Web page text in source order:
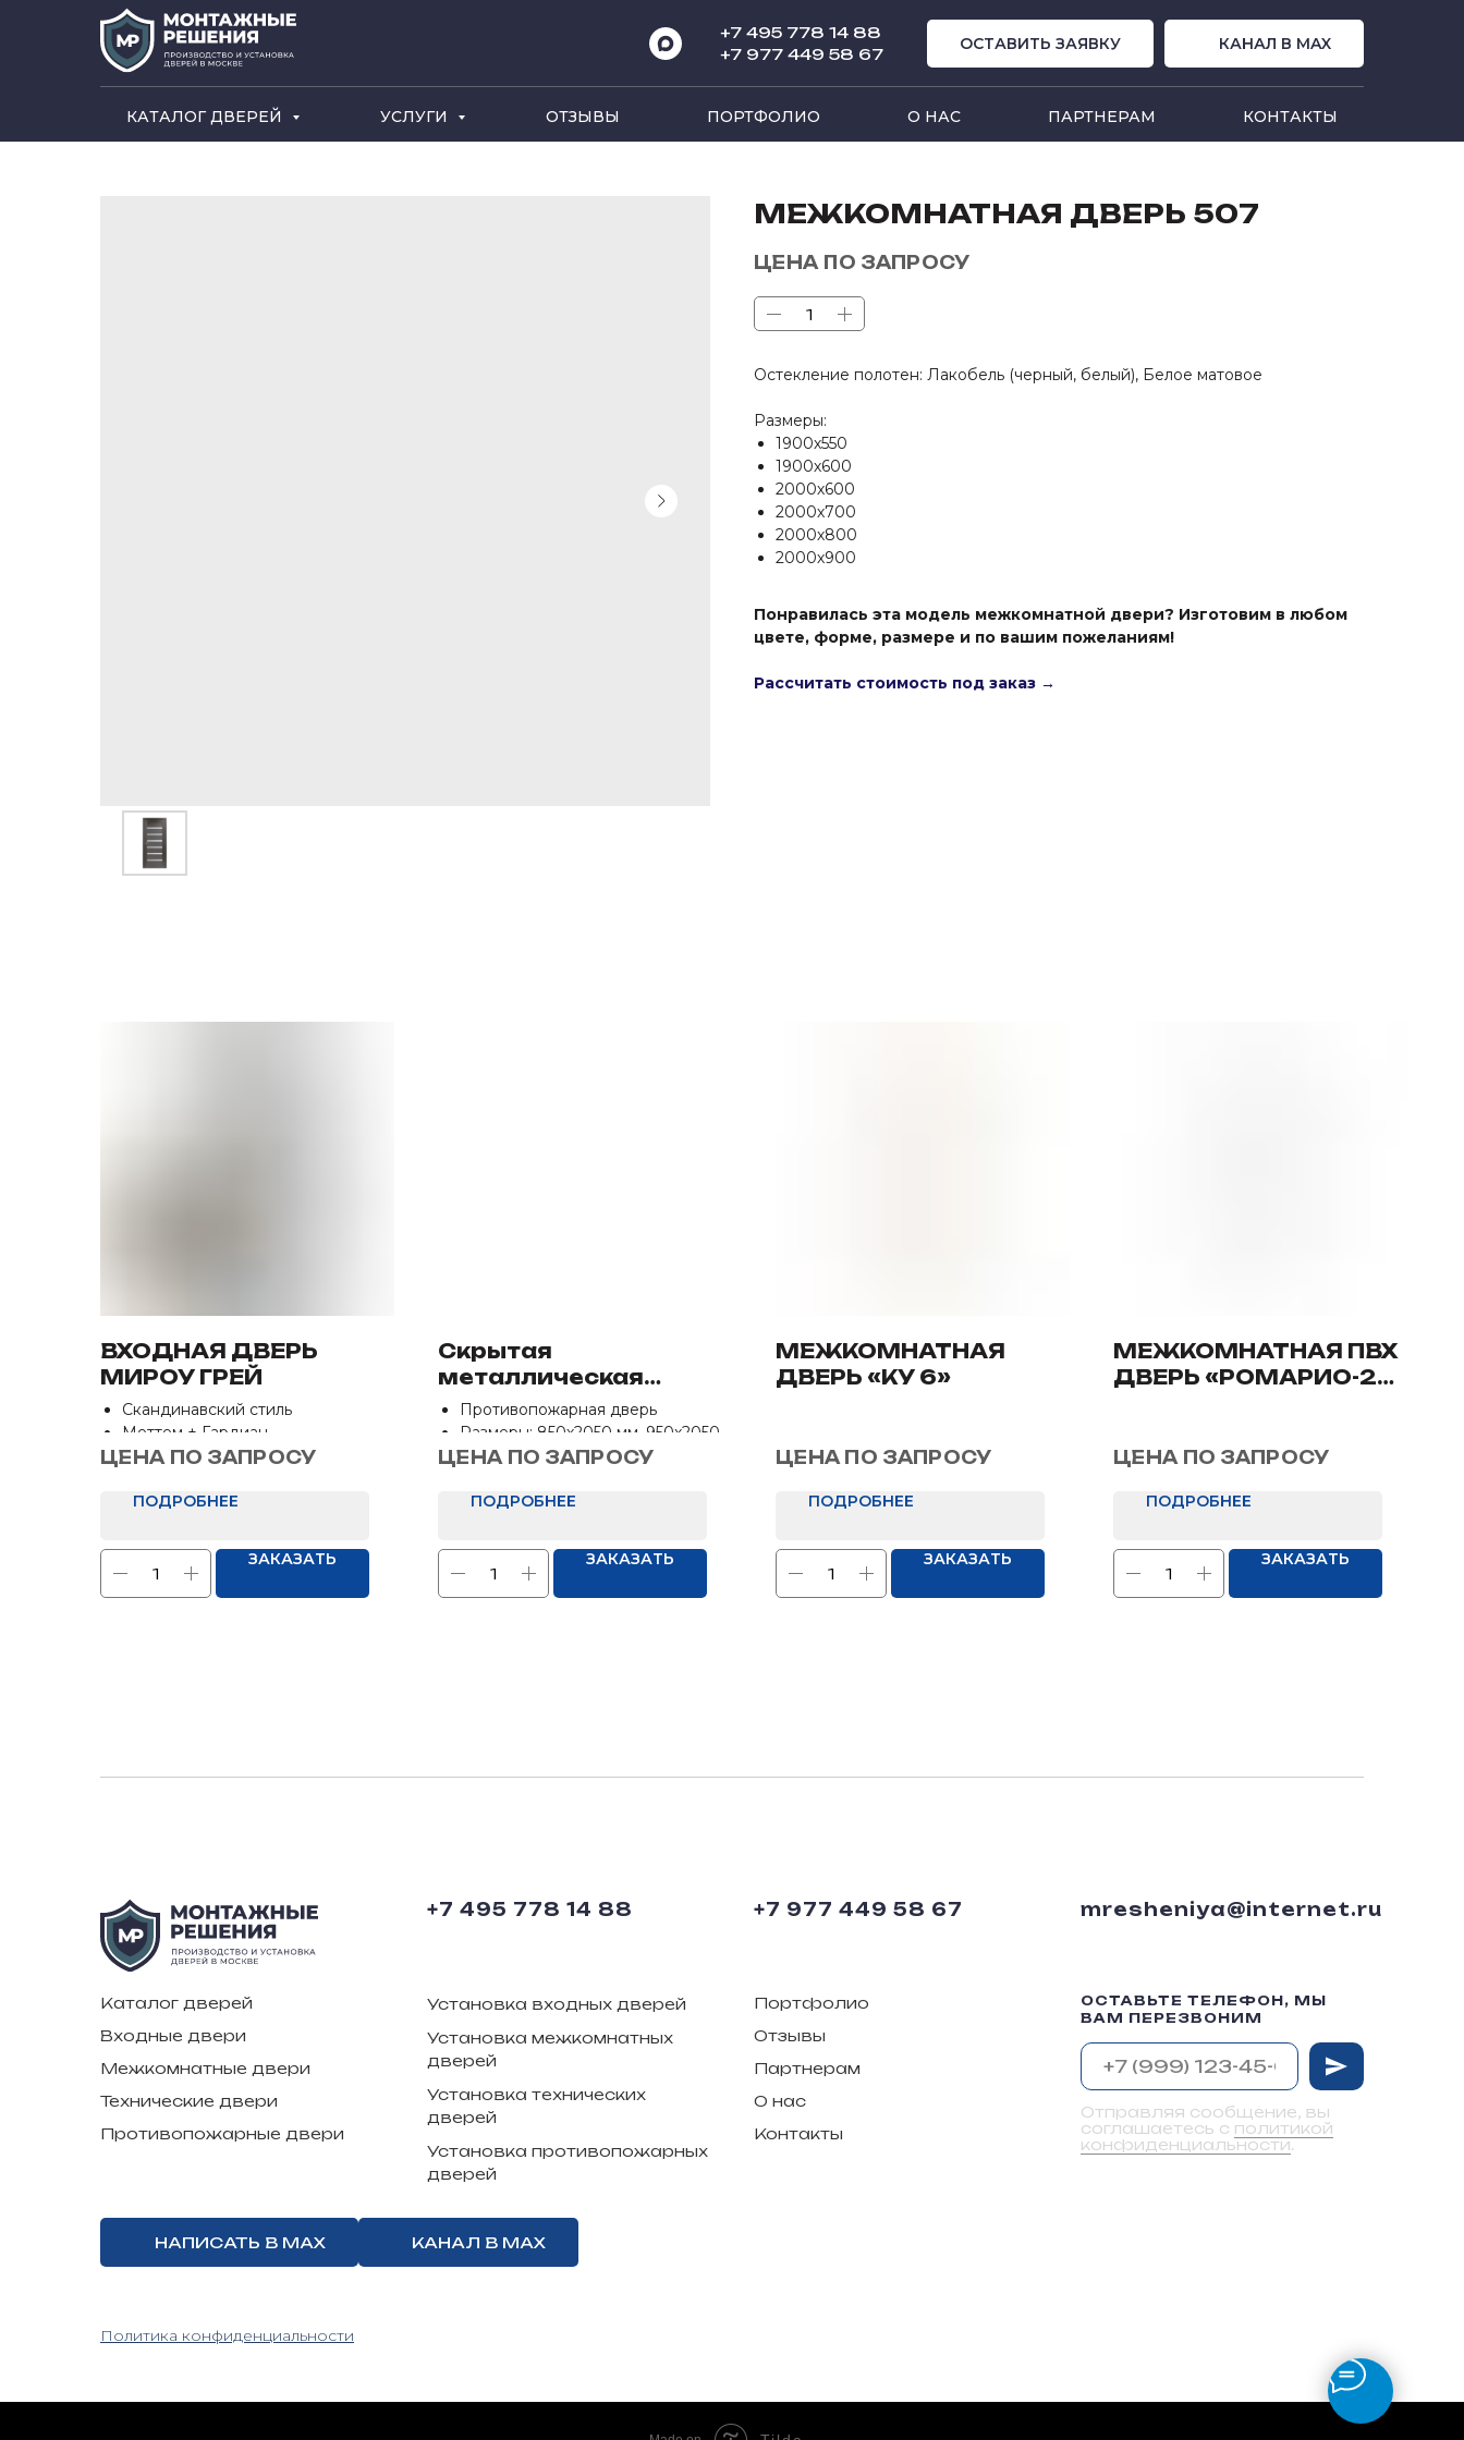
+7 495 778 14 88
+7 977 449 58 67
ОСТАВИТЬ ЗАЯВКУ КАНАЛ В MAX
КАТАЛОГ ДВЕРЕЙ УСЛУГИ ОТЗЫВЫ ПОРТФОЛИО О НАС ПАРТНЕРАМ КОНТАКТЫ
МЕЖКОМНАТНАЯ ДВЕРЬ 507
ЦЕНА ПО ЗАПРОСУ
Остекление полотен: Лакобель (черный, белый), Белое матовое
Размеры:
1900х550
1900х600
2000х600
2000х700
2000х800
2000х900
Понравилась эта модель межкомнатной двери? Изготовим в любом
цвете, форме, размере и по вашим пожеланиям!
Рассчитать стоимость под заказ →
ВХОДНАЯ ДВЕРЬ
МИРОУ ГРЕЙ
Скандинавский стиль
Меттем + Гардиан
2 контура уплотнения
ЦЕНА ПО ЗАПРОСУ
ПОДРОБНЕЕ
ЗАКАЗАТЬ
Скрытая
металлическая
однопольная дверь
ЕИ-60
Противопожарная дверь
Размеры: 850х2050 мм, 950х2050
мм
ЦЕНА ПО ЗАПРОСУ
ПОДРОБНЕЕ
ЗАКАЗАТЬ
МЕЖКОМНАТНАЯ
ДВЕРЬ «КУ 6»
ЦЕНА ПО ЗАПРОСУ
ПОДРОБНЕЕ
ЗАКАЗАТЬ
МЕЖКОМНАТНАЯ ПВХ
ДВЕРЬ «РОМАРИО-2
ЦЕНА ПО ЗАПРОСУ
ПОДРОБНЕЕ
ЗАКАЗАТЬ
+7 495 778 14 88 +7 977 449 58 67 mresheniya@internet.ru
Каталог дверей
Входные двери
Межкомнатные двери
Технические двери
Противопожарные двери
Установка входных дверей
Установка межкомнатных
дверей
Установка технических
дверей
Установка противопожарных
дверей
Портфолио
Отзывы
Партнерам
О нас
Контакты
ОСТАВЬТЕ ТЕЛЕФОН, МЫ
ВАМ ПЕРЕЗВОНИМ
Отправляя сообщение, вы
соглашаетесь с политикой
конфиденциальности.
НАПИСАТЬ В MAX КАНАЛ В MAX
Политика конфиденциальности